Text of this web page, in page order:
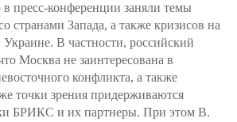
в пресс-конференции заняли темы
странами Запада, а также кризисов на
В частности, российский
Москва не заинтересована в
конфликта, а также
точки зрения придерживаются
БРИКС и их партнеры. При этом В.